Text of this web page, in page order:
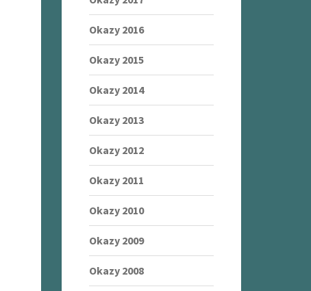
Okazy 2016
Okazy 2015
Okazy 2014
Okazy 2013
Okazy 2012
Okazy 2011
Okazy 2010
Okazy 2009
Okazy 2008